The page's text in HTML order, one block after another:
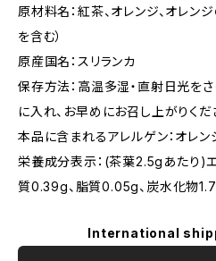
原材料名：紅茶、オレンジ、オレン
を含む）
原産国名：スリランカ
保存方法：高温多湿・直射日光を
に入れ、お早めにお召し上がりくだ
本品に含まれるアレルゲン：オレン
栄養成分表示：(茶葉2.5gあたり)
質0.39g、脂質0.05g、炭水化物
International